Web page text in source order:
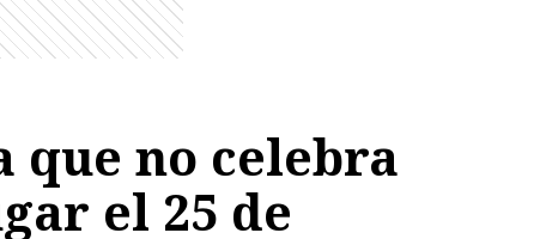
que no celebra
el 25 de